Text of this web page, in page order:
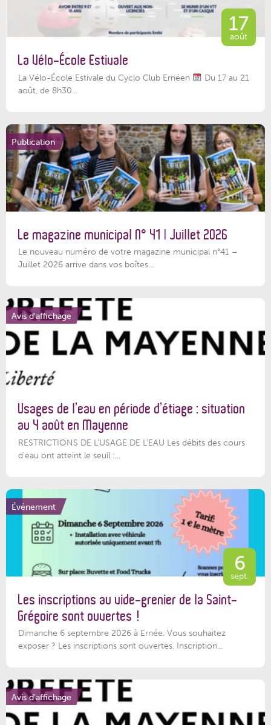
17
août
La Vélo-École Estivale
La Vélo-École Estivale du Cyclo Club Ernéen
Du 17 au 21
août, de 8h30...
Publication
Le magazine municipal N° 41 | Juillet 2026
Le nouveau numéro de votre magazine municipal n°41 –
Juillet 2026 arrive dans vos boîtes...
Avis d'affichage
Usages de l’eau en période d’étiage : situation
au 4 août en Mayenne
RESTRICTIONS DE L’USAGE DE L’EAU Les débits des cours
d'eau ont atteint le seuil :...
Événement
6
sept.
Les inscriptions au vide-grenier de la Saint-
Grégoire sont ouvertes !
Dimanche 6 septembre 2026 à Ernée. Vous souhaitez
exposer ? Les inscriptions sont ouvertes. Inscription...
Avis d'affichage